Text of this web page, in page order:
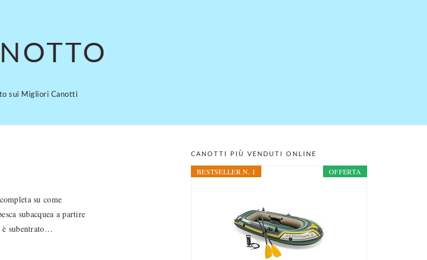
sui Migliori Canotti
su come
subacquea a partire
è subentrato…
PRIMARY
CANOTTI PIÙ VENDUTI ONLINE
OFFERTA
BESTSELLER N. 1